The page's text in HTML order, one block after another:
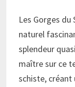
Les Gorges
naturel
splendeur
maître sur ce
schiste,